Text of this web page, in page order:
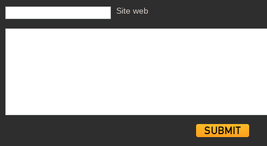
Site web